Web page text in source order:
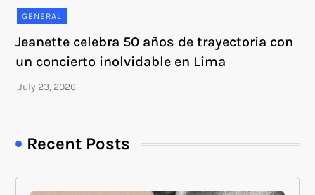
GENERAL
Jeanette celebra 50 años de trayectoria con
un concierto inolvidable en Lima
Recent Posts